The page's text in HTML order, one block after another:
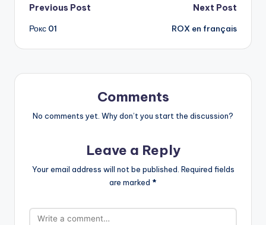
Post
navigation
Previous Post
Рокс 01
Next Post
ROX en français
Comments
No comments yet. Why don’t you start the discussion?
Leave a Reply
Your email address will not be published. Required fields
are marked *